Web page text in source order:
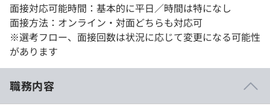
面接対応可能時間：基本的に平日／時間は特になし
面接方法：オンライン・対面どちらも対応可
※選考フロー、面接回数は状況に応じて変更になる可能性
があります
職務内容